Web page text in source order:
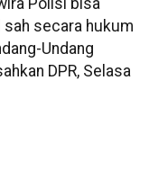
Polisi bisa
secara hukum
Undang
DPR, Selasa